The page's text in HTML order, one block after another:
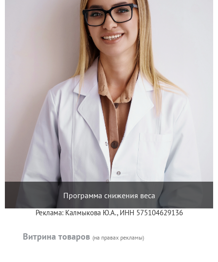
Программа снижения веса
Реклама: Калмыкова Ю.А., ИНН 575104629136
Витрина товаров (на правах рекламы)